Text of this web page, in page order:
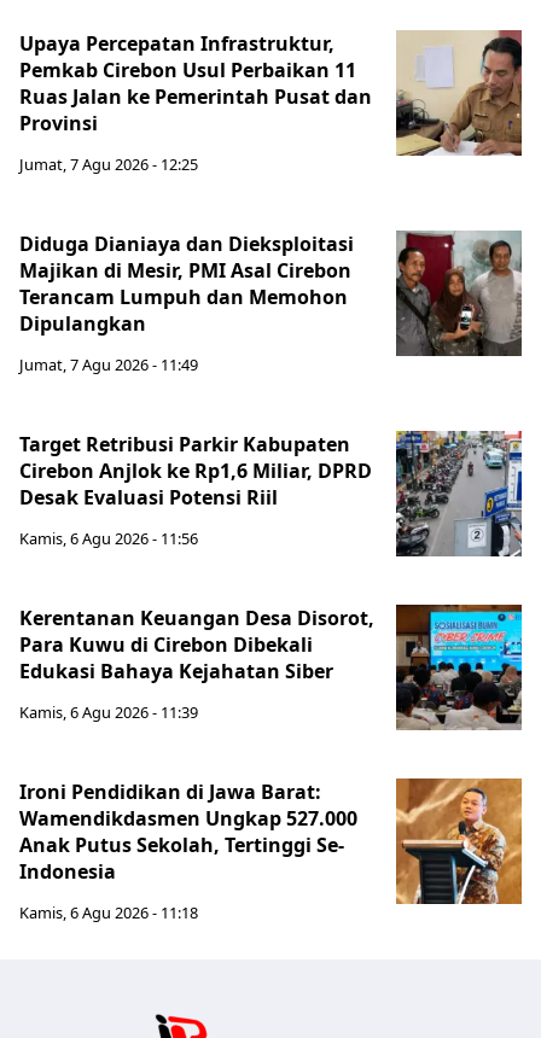
Upaya Percepatan Infrastruktur,
Pemkab Cirebon Usul Perbaikan 11
Ruas Jalan ke Pemerintah Pusat dan
Provinsi
Jumat, 7 Agu 2026 - 12:25
Diduga Dianiaya dan Dieksploitasi
Majikan di Mesir, PMI Asal Cirebon
Terancam Lumpuh dan Memohon
Dipulangkan
Jumat, 7 Agu 2026 - 11:49
Target Retribusi Parkir Kabupaten
Cirebon Anjlok ke Rp1,6 Miliar, DPRD
Desak Evaluasi Potensi Riil
Kamis, 6 Agu 2026 - 11:56
Kerentanan Keuangan Desa Disorot,
Para Kuwu di Cirebon Dibekali
Edukasi Bahaya Kejahatan Siber
Kamis, 6 Agu 2026 - 11:39
Ironi Pendidikan di Jawa Barat:
Wamendikdasmen Ungkap 527.000
Anak Putus Sekolah, Tertinggi Se-
Indonesia
Kamis, 6 Agu 2026 - 11:18